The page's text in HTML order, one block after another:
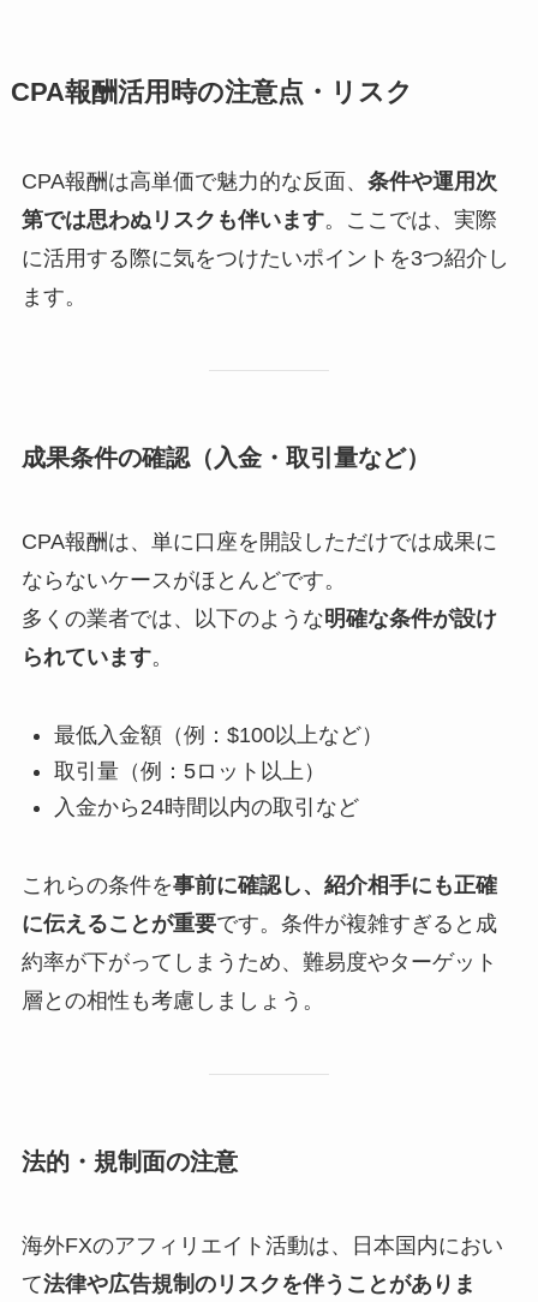
CPA報酬活用時の注意点・リスク
CPA報酬は高単価で魅力的な反面、 条件や運用次
第では思わぬリスクも伴います。ここでは、実際
に活用する際に気をつけたいポイントを3つ紹介し
ます。
成果条件の確認（入金・取引量など）
CPA報酬は、単に口座を開設しただけでは成果に
ならないケースがほとんどです。
多くの業者では、以下のような明確な条件が設け
られています。
最低入金額（例：$100以上など）
取引量（例：5ロット以上）
入金から24時間以内の取引など
これらの条件を事前に確認し、紹介相手にも正確
に伝えることが重要です。条件が複雑すぎると成
約率が下がってしまうため、難易度やターゲット
層との相性も考慮しましょう。
法的・規制面の注意
海外FXのアフィリエイト活動は、日本国内におい
て法律や広告規制のリスクを伴うことがありま